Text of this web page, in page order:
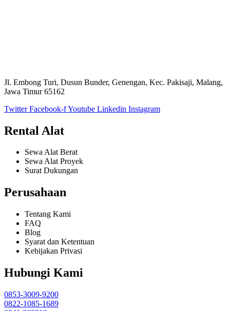
Jl. Embong Turi, Dusun Bunder, Genengan, Kec. Pakisaji, Malang,
Jawa Timur 65162
Twitter Facebook-fYoutube Linkedin Instagram
Rental Alat
Sewa Alat Berat
Sewa Alat Proyek
Surat Dukungan
Perusahaan
Tentang Kami
FAQ
Blog
Syarat dan Ketentuan
Kebijakan Privasi
Hubungi Kami
0853-3009-9200
0822-1085-1689